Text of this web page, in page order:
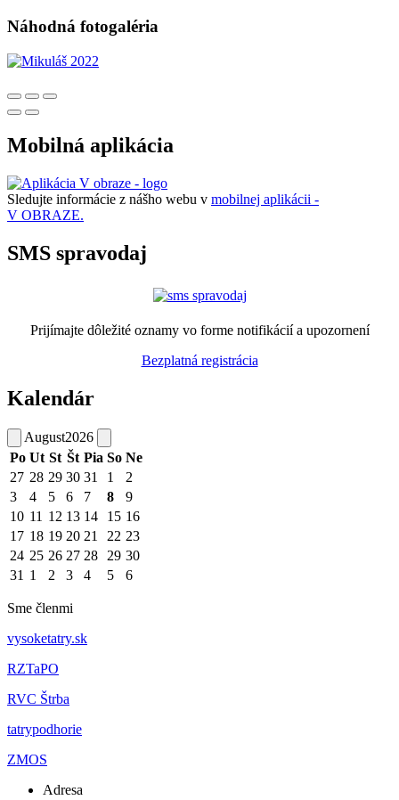
Náhodná fotogaléria
Mobilná aplikácia
Sledujte informácie z nášho webu v mobilnej aplikácii -
V OBRAZE.
SMS spravodaj
Prijímajte dôležité oznamy vo forme notifikácií a upozornení
Bezplatná registrácia
Kalendár
August2026
Po Ut St Št Pia So Ne
27 28 29 30 31 1
2
3
4 5 6 7 8
9
10 11 12 13 14 15 16
17 18 19 20 21 22 23
24 25 26 27 28 29 30
31 1 2 3 4 5 6
Sme členmi
vysoketatry.sk
RZTaPO
RVC Štrba
tatrypodhorie
ZMOS
Adresa